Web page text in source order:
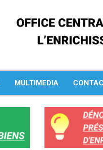
MULTIMEDIA